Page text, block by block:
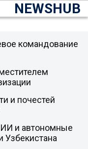
NEWSHUB
командование
и почестей
и автономные